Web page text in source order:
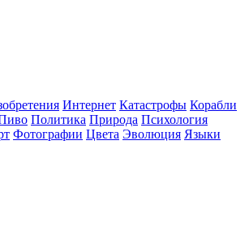
Интернет Катастрофы Корабли
Политика Природа Психология
Фотографии Цвета Эволюция Языки